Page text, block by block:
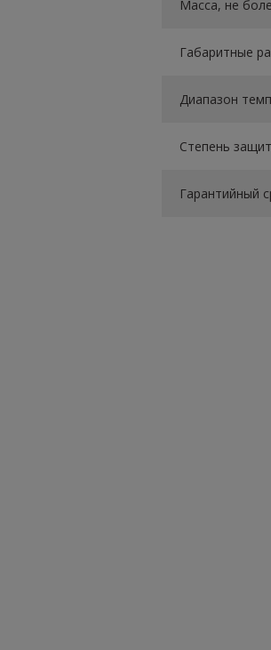
Масса, не
Габаритные
Диапазон
Степень
Гарантийный